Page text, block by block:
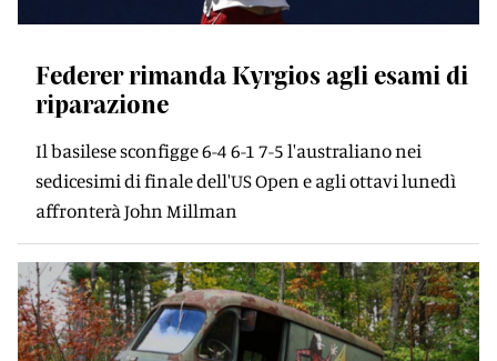
Federer rimanda Kyrgios agli esami di
riparazione
Il basilese sconfigge 6-4 6-1 7-5 l'australiano nei
sedicesimi di finale dell'US Open e agli ottavi lunedì
affronterà John Millman